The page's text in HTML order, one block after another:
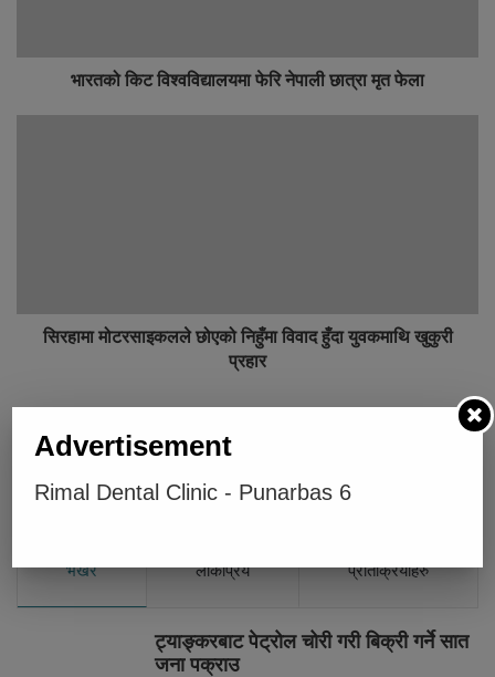
भारतको किट विश्वविद्यालयमा फेरि नेपाली छात्रा मृत फेला
सिरहामा मोटरसाइकलले छोएको निहुँमा विवाद हुँदा युवकमाथि खुकुरी
प्रहार
भर्खरै लोकप्रिय प्रतिक्रियाहरु
ट्याङ्करबाट पेट्रोल चोरी गरी बिक्री गर्ने सात
जना पक्राउ
Advertisement
Rimal Dental Clinic - Punarbas 6